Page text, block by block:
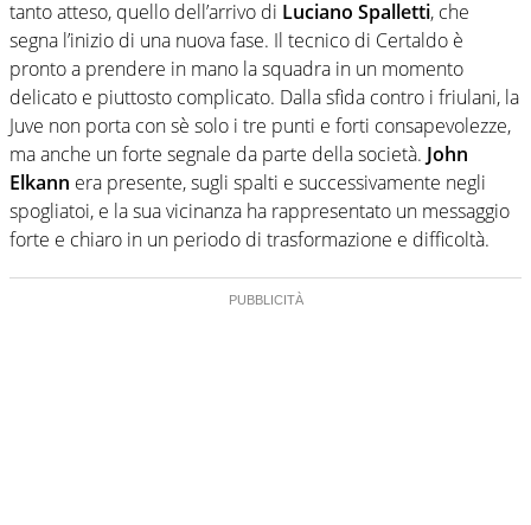
tanto atteso, quello dell’arrivo di Luciano Spalletti, che
segna l’inizio di una nuova fase. Il tecnico di Certaldo è
pronto a prendere in mano la squadra in un momento
delicato e piuttosto complicato. Dalla sfida contro i friulani, la
Juve non porta con sè solo i tre punti e forti consapevolezze,
ma anche un forte segnale da parte della società. John
Elkann era presente, sugli spalti e successivamente negli
spogliatoi, e la sua vicinanza ha rappresentato un messaggio
forte e chiaro in un periodo di trasformazione e difficoltà.